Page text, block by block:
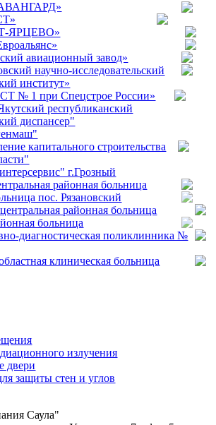
ЯРЦЕВО»
авиационный завод»
научно-исследовательский
институт»
№ 1 при Спецстрое России»
республиканский
диспансер"
капитального строительства
г.Грозный
районная больница
пос. Рязановский
районная больница
больница
диагностическая поликлинника №
клиническая больница
излучения
двери
защиты стен и углов
Саула"